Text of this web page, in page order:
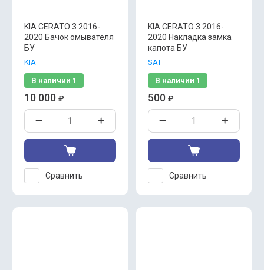
KIA CERATO 3 2016-
2020 Бачок омывателя
БУ
KIA
В наличии 1
10 000 ₽
Сравнить
KIA CERATO 3 2016-
2020 Накладка замка
капота БУ
SAT
В наличии 1
500 ₽
Сравнить